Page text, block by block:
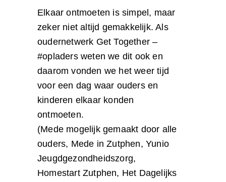
Elkaar ontmoeten is simpel, maar
zeker niet altijd gemakkelijk. Als
oudernetwerk Get Together –
#opladers weten we dit ook en
daarom vonden we het weer tijd
voor een dag waar ouders en
kinderen elkaar konden
ontmoeten.
(Mede mogelijk gemaakt door alle
ouders, Mede in Zutphen, Yunio
Jeugdgezondheidszorg,
Homestart Zutphen, Het Dagelijks